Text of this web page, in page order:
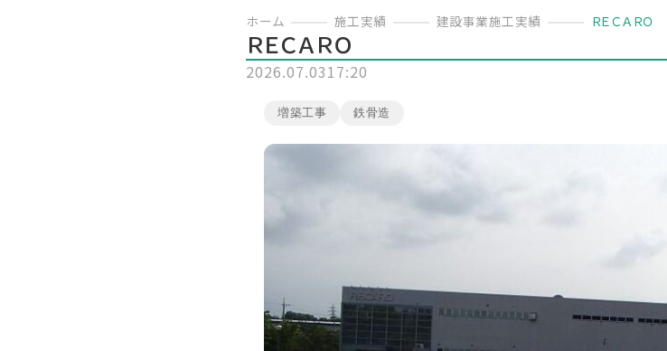
ホーム 施工実績 建設事業施工実績 ＲＥＣＡＲＯ
ＲＥＣＡＲＯ
2026.07.0317:20
増築工事 鉄骨造